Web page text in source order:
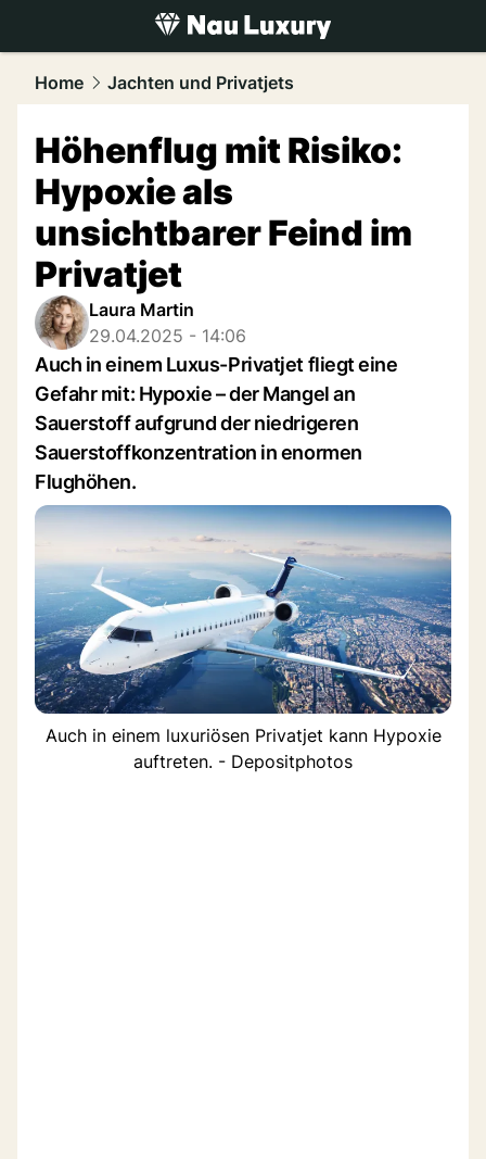
luxury.NAU.ch
Home Jachten und Privatjets
Höhenflug mit Risiko:
Hypoxie als
unsichtbarer Feind im
Privatjet
Laura Martin
29.04.2025 - 14:06
Auch in einem Luxus-Privatjet fliegt eine
Gefahr mit: Hypoxie – der Mangel an
Sauerstoff aufgrund der niedrigeren
Sauerstoffkonzentration in enormen
Flughöhen.
Auch in einem luxuriösen Privatjet kann Hypoxie
auftreten. - Depositphotos